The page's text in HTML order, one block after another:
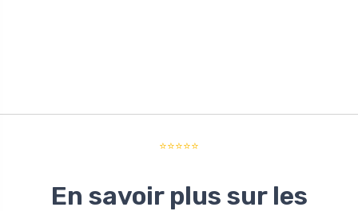
⭐⭐⭐⭐⭐
En savoir plus sur les